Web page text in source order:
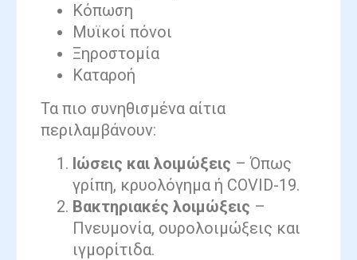
Κόπωση
Μυϊκοί πόνοι
Ξηροστομία
Καταροή
Τα πιο συνηθισμένα αίτια
περιλαμβάνουν:
Ιώσεις και λοιμώξεις – Όπως
γρίπη, κρυολόγημα ή COVID-19.
Βακτηριακές λοιμώξεις –
Πνευμονία, ουρολοιμώξεις και
ιγμορίτιδα.